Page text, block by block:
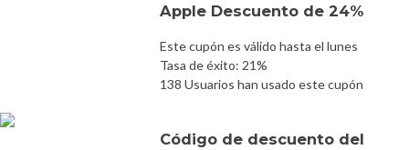
Apple Descuento de 24%
Este cupón es válido hasta el lunes
Tasa de éxito: 21%
138 Usuarios han usado este cupón
Código de descuento del